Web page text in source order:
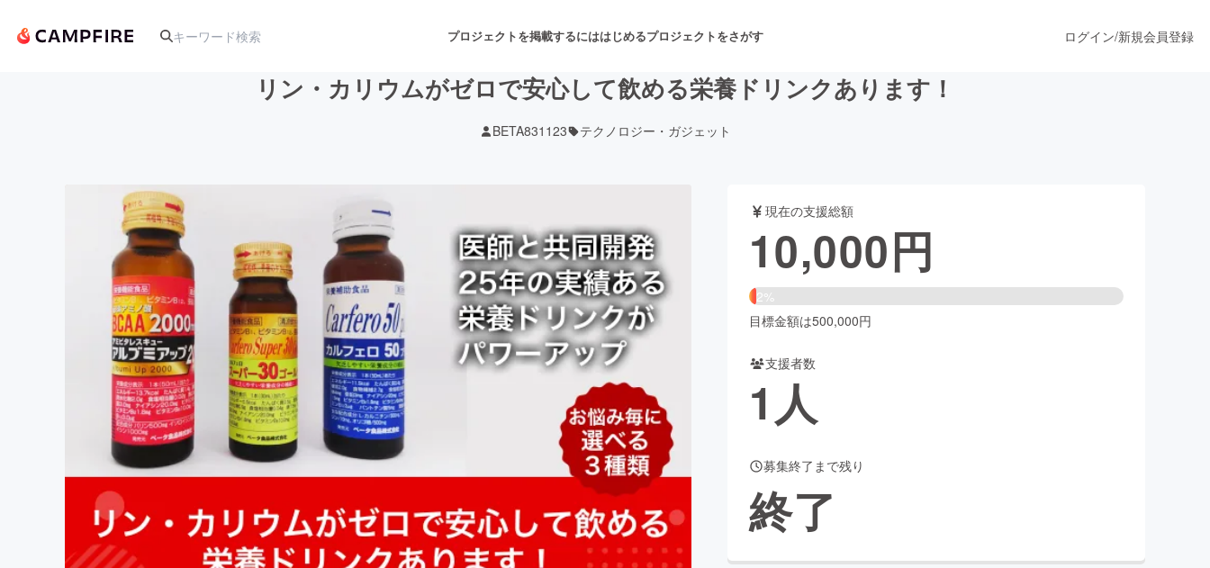
プロジェクトを掲載するにははじめるプロジェクトをさがす
アート・写真 舞台・パフォーマンス
テクノロジー・ガジェット ゲーム・サービス開発 フード・飲食店 ファッション
映像・映画 書籍・雑誌出版
ビジネス・起業 チャレンジ ビューティー・ヘルスケア
まちづくり・地域活性化
CAMPFIRE for Social GoodCAMPFIRE Creation
CAMPFIREふるさと納税machi-ya
ログイン/新規会員登録
リン・カリウムがゼロで安心して飲める栄養ドリンクあります！
BETA831123 テクノロジー・ガジェット
現在の支援総額
10,000円
2%
目標金額は500,000円
支援者数
1人
募集終了まで残り
終了